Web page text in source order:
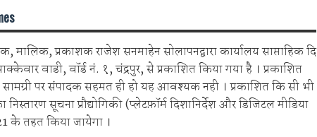
मालिक, प्रकाशक राजेश सनमाहेन सोलापनद्वारा कार्यालय साप्ताहिक दि
वाडी, वॉर्ड नं. १, चंद्रपुर, से प्रकाशित किया गया है । प्रकाशित
पर संपादक सहमत ही हो यह आवश्यक नही । प्रकाशित कि सी भी
सूचना प्रौद्योगिकी (प्लेटफ़ॉर्म दिशानिर्देश और डिजिटल मीडिया
के तहत किया जायेगा ।